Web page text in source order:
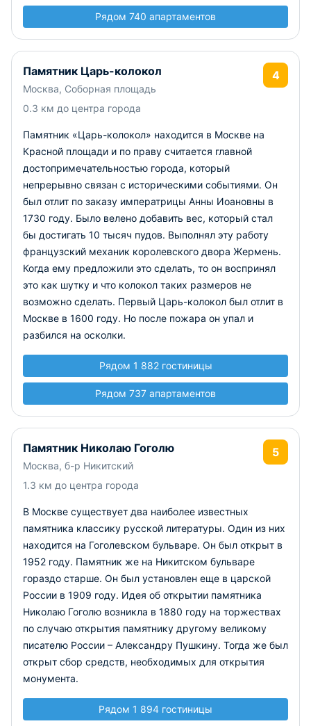
Рядом 740 апартаментов
Памятник Царь-колокол
Москва, Соборная площадь
0.3 км до центра города
4
Памятник «Царь-колокол» находится в Москве на
Красной площади и по праву считается главной
достопримечательностью города, который
непрерывно связан с историческими событиями. Он
был отлит по заказу императрицы Анны Иоановны в
1730 году. Было велено добавить вес, который стал
бы достигать 10 тысяч пудов. Выполнял эту работу
французский механик королевского двора Жермень.
Когда ему предложили это сделать, то он воспринял
это как шутку и что колокол таких размеров не
возможно сделать. Первый Царь-колокол был отлит в
Москве в 1600 году. Но после пожара он упал и
разбился на осколки.
Рядом 1 882 гостиницы
Рядом 737 апартаментов
Памятник Николаю Гоголю
Москва, б-р Никитский
1.3 км до центра города
5
В Москве существует два наиболее известных
памятника классику русской литературы. Один из них
находится на Гоголевском бульваре. Он был открыт в
1952 году. Памятник же на Никитском бульваре
гораздо старше. Он был установлен еще в царской
России в 1909 году. Идея об открытии памятника
Николаю Гоголю возникла в 1880 году на торжествах
по случаю открытия памятнику другому великому
писателю России – Александру Пушкину. Тогда же был
открыт сбор средств, необходимых для открытия
монумента.
Рядом 1 894 гостиницы